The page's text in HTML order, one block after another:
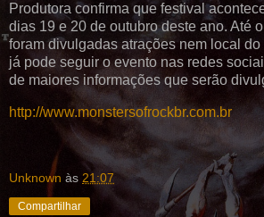
Produtora confirma que festival
dias 19 e 20 de outubro deste ano. Até
foram divulgadas atrações nem local
já pode seguir o evento nas redes
de maiores informações que serão
http://www.monstersofrockbr.com.br
Unknown às 21:07
Compartilhar